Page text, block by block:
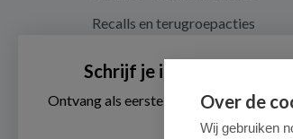
Recalls en terugroepacties
Privacy en cookieverklaring
Cookie instellingen
Algemene voorwaarden
Over de
Wij gebruiken
Schrijf je in voor onze
Ontvang als eerste de beste